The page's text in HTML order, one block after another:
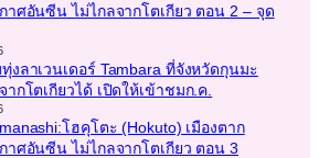
าศอันซีน ไม่ไกลจากโตเกียว ตอน 2 – จุด
งลาเวนเดอร์ Tambara ที่จังหวัดกุนมะ
ากโตเกียวได้ เปิดให้เข้าชมก.ค.
โฮคุโตะ (Hokuto) เมืองตาก
าศอันซีน ไม่ไกลจากโตเกียว ตอน 3